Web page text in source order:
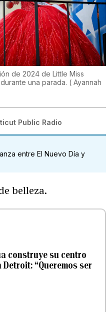
de 2024 de Little Miss
una parada. ( Ayannah
Public Radio
entre El Nuevo Día y
belleza.
construye su centro
“Queremos ser